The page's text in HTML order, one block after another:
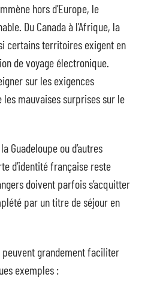
hors d’Europe, le
Du Canada à l’Afrique, la
certains territoires exigent en
de voyage électronique.
sur les exigences
mauvaises surprises sur le
Guadeloupe ou d’autres
d’identité française reste
doivent parfois s’acquitter
par un titre de séjour en
peuvent grandement faciliter
exemples :